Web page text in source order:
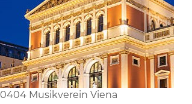
0404 Musikverein Viena